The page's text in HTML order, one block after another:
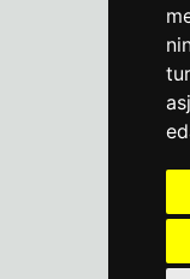
E-R